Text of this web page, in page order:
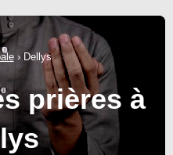
› Dellys
prières à